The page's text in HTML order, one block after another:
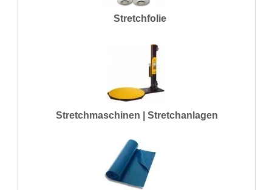
Stretchfolie
Stretchmaschinen | Stretchanlagen